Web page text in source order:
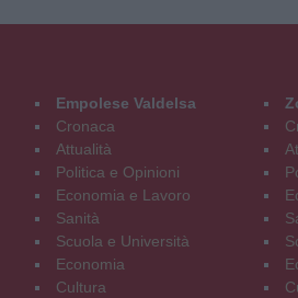
Empolese Valdelsa
Cronaca
Attualità
Politica e Opinioni
Economia e Lavoro
Sanità
Scuola e Università
Economia
Cultura